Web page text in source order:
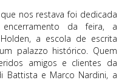
nos restava foi dedicada
da feira, a
a escola de escrita
palazzo histórico. Quem
amigos e clientes da
Battista e Marco Nardini, a